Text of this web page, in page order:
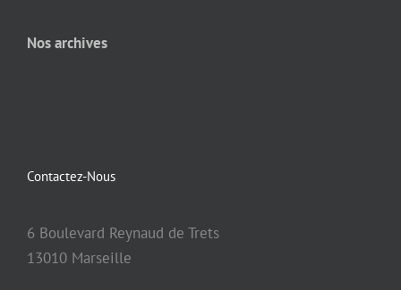
Nos archives
Contactez-Nous
6 Boulevard Reynaud de Trets
13010 Marseille